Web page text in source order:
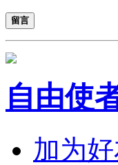
留言
自由使
加为